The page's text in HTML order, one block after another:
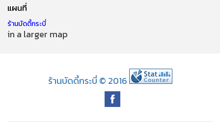
แผนที่
ร้านบัดดี้กระบี่
in a larger map
ร้านบัดดี้กระบี่ © 2016